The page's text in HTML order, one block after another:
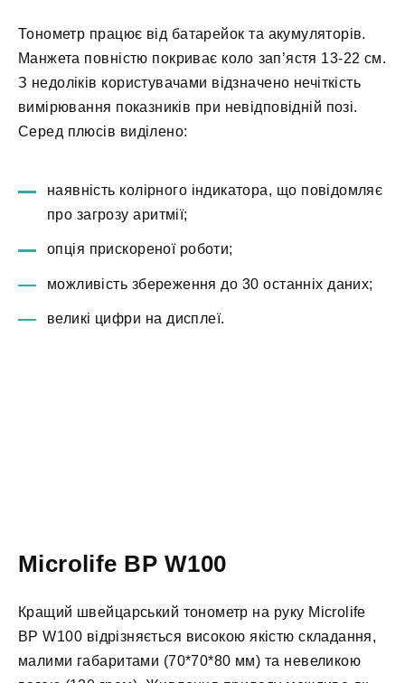
Тонометр працює від батарейок та акумуляторів.
Манжета повністю покриває коло зап’ястя 13-22 см.
З недоліків користувачами відзначено нечіткість
вимірювання показників при невідповідній позі.
Серед плюсів виділено:
наявність колірного індикатора, що повідомляє
про загрозу аритмії;
опція прискореної роботи;
можливість збереження до 30 останніх даних;
великі цифри на дисплеї.
Microlife BP W100
Кращий швейцарський тонометр на руку Microlife
BP W100 відрізняється високою якістю складання,
малими габаритами (70*70*80 мм) та невеликою